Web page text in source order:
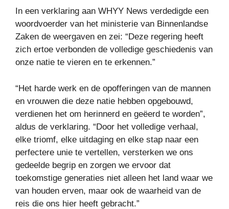
In een verklaring aan WHYY News verdedigde een
woordvoerder van het ministerie van Binnenlandse
Zaken de weergaven en zei: “Deze regering heeft
zich ertoe verbonden de volledige geschiedenis van
onze natie te vieren en te erkennen.”
“Het harde werk en de opofferingen van de mannen
en vrouwen die deze natie hebben opgebouwd,
verdienen het om herinnerd en geëerd te worden”,
aldus de verklaring. “Door het volledige verhaal,
elke triomf, elke uitdaging en elke stap naar een
perfectere unie te vertellen, versterken we ons
gedeelde begrip en zorgen we ervoor dat
toekomstige generaties niet alleen het land waar we
van houden erven, maar ook de waarheid van de
reis die ons hier heeft gebracht.”